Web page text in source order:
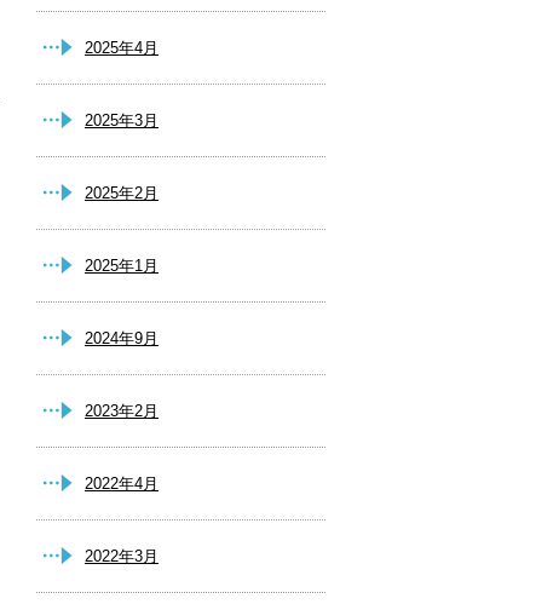
2025年4月
2025年3月
2025年2月
2025年1月
2024年9月
2023年2月
2022年4月
2022年3月